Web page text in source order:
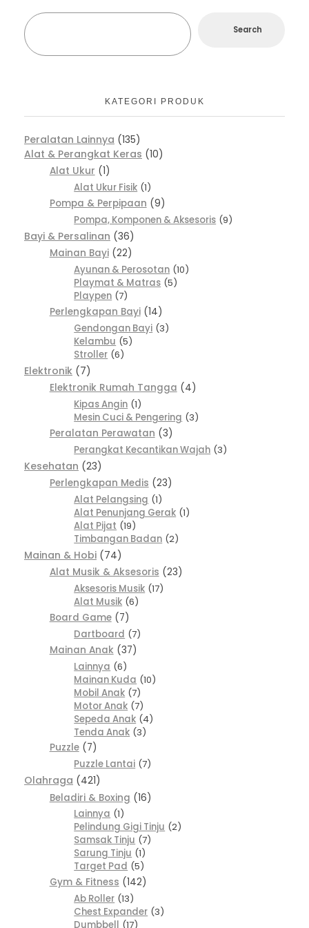
Search
KATEGORI PRODUK
Peralatan Lainnya 135
Alat & Perangkat Keras 10
Alat Ukur
1
Alat Ukur Fisik 1
Pompa & Perpipaan
9
Pompa, Komponen & Aksesoris 9
Bayi & Persalinan 36
Mainan Bayi 22
Ayunan & Perosotan 10
Playmat & Matras 5
Playpen 7
Perlengkapan Bayi 14
Gendongan Bayi 3
Kelambu 5
Stroller 6
Elektronik 7
Elektronik Rumah Tangga
4
Kipas Angin 1
Mesin Cuci & Pengering 3
Peralatan Perawatan
3
Perangkat Kecantikan Wajah 3
Kesehatan 23
Perlengkapan Medis
23
Alat Pelangsing 1
Alat Penunjang Gerak 1
Alat Pijat 19
Timbangan Badan 2
Mainan & Hobi 74
Alat Musik & Aksesoris
23
Aksesoris Musik 17
Alat Musik 6
Board Game
7
Dartboard 7
Mainan Anak
37
Lainnya 6
Mainan Kuda 10
Mobil Anak 7
Motor Anak 7
Sepeda Anak 4
Tenda Anak 3
Puzzle
7
Puzzle Lantai 7
Olahraga 421
Beladiri & Boxing
16
Lainnya 1
Pelindung Gigi Tinju 2
Samsak Tinju 7
Sarung Tinju 1
Target Pad 5
Gym & Fitness
142
Ab Roller 13
Chest Expander 3
Dumbbell
17